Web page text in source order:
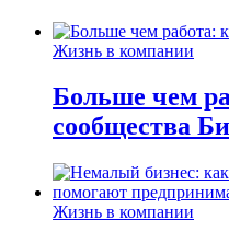
Жизнь в компании
Больше чем
сообщества
Жизнь в компании